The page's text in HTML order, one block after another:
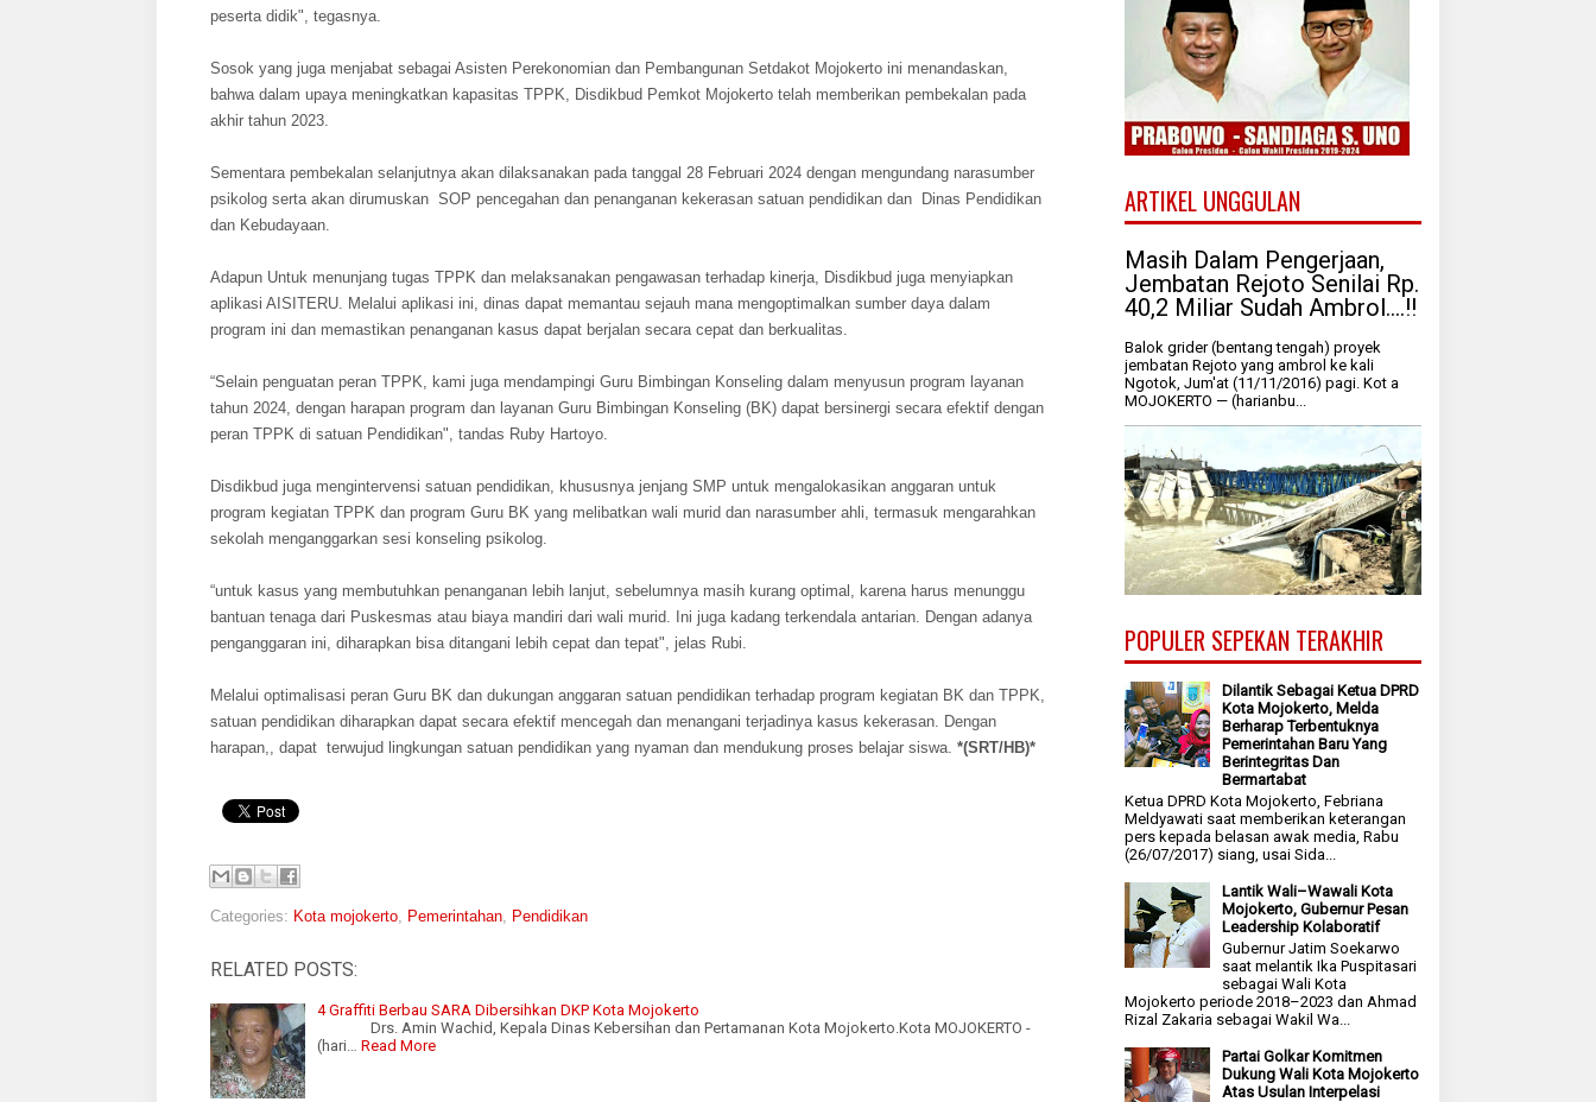
peserta didik", tegasnya.
Sosok yang juga menjabat sebagai Asisten Perekonomian dan Pembangunan Setdakot Mojokerto ini menandaskan,
bahwa dalam upaya meningkatkan kapasitas TPPK, Disdikbud Pemkot Mojokerto telah memberikan pembekalan pada
akhir tahun 2023.
Sementara pembekalan selanjutnya akan dilaksanakan pada tanggal 28 Februari 2024 dengan mengundang narasumber
psikolog serta akan dirumuskan SOP pencegahan dan penanganan kekerasan satuan pendidikan dan Dinas Pendidikan
dan Kebudayaan.
Adapun Untuk menunjang tugas TPPK dan melaksanakan pengawasan terhadap kinerja, Disdikbud juga menyiapkan
aplikasi AISITERU. Melalui aplikasi ini, dinas dapat memantau sejauh mana mengoptimalkan sumber daya dalam
program ini dan memastikan penanganan kasus dapat berjalan secara cepat dan berkualitas.
“Selain penguatan peran TPPK, kami juga mendampingi Guru Bimbingan Konseling dalam menyusun program layanan
tahun 2024, dengan harapan program dan layanan Guru Bimbingan Konseling (BK) dapat bersinergi secara efektif dengan
peran TPPK di satuan Pendidikan", tandas Ruby Hartoyo.
Disdikbud juga mengintervensi satuan pendidikan, khususnya jenjang SMP untuk mengalokasikan anggaran untuk
program kegiatan TPPK dan program Guru BK yang melibatkan wali murid dan narasumber ahli, termasuk mengarahkan
sekolah menganggarkan sesi konseling psikolog.
“untuk kasus yang membutuhkan penanganan lebih lanjut, sebelumnya masih kurang optimal, karena harus menunggu
bantuan tenaga dari Puskesmas atau biaya mandiri dari wali murid. Ini juga kadang terkendala antarian. Dengan adanya
penganggaran ini, diharapkan bisa ditangani lebih cepat dan tepat", jelas Rubi.
Melalui optimalisasi peran Guru BK dan dukungan anggaran satuan pendidikan terhadap program kegiatan BK dan TPPK,
satuan pendidikan diharapkan dapat secara efektif mencegah dan menangani terjadinya kasus kekerasan. Dengan
harapan,, dapat terwujud lingkungan satuan pendidikan yang nyaman dan mendukung proses belajar siswa. *(SRT/HB)*
Categories: Kota mojokerto, Pemerintahan, Pendidikan
RELATED POSTS:
4 Graffiti Berbau SARA Dibersihkan DKP Kota Mojokerto
Drs. Amin Wachid, Kepala Dinas Kebersihan dan Pertamanan Kota Mojokerto.Kota MOJOKERTO -
(hari… Read More
ARTIKEL UNGGULAN
Masih Dalam Pengerjaan,
Jembatan Rejoto Senilai Rp.
40,2 Miliar Sudah Ambrol....!!
Balok grider (bentang tengah) proyek
jembatan Rejoto yang ambrol ke kali
Ngotok, Jum'at (11/11/2016) pagi. Kot a
MOJOKERTO — (harianbu...
POPULER SEPEKAN TERAKHIR
Dilantik Sebagai Ketua DPRD
Kota Mojokerto, Melda
Berharap Terbentuknya
Pemerintahan Baru Yang
Berintegritas Dan
Bermartabat
Ketua DPRD Kota Mojokerto, Febriana
Meldyawati saat memberikan keterangan
pers kepada belasan awak media, Rabu
(26/07/2017) siang, usai Sida...
Lantik Wali–Wawali Kota
Mojokerto, Gubernur Pesan
Leadership Kolaboratif
Gubernur Jatim Soekarwo
saat melantik Ika Puspitasari
sebagai Wali Kota
Mojokerto periode 2018–2023 dan Ahmad
Rizal Zakaria sebagai Wakil Wa...
Partai Golkar Komitmen
Dukung Wali Kota Mojokerto
Atas Usulan Interpelasi